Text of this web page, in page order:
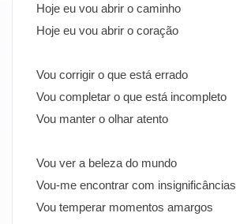
Hoje eu vou abrir o caminho
Hoje eu vou abrir o coração
Vou corrigir o que está errado
Vou completar o que está incompleto
Vou manter o olhar atento
Vou ver a beleza do mundo
Vou-me encontrar com insignificâncias
Vou temperar momentos amargos